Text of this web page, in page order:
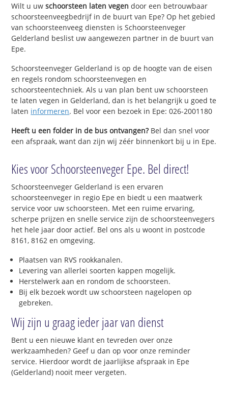
Wilt u uwschoorsteen laten vegen door een betrouwbaar
schoorsteenveegbedrijf in de buurt van Epe? Op het gebied
van schoorsteenveeg diensten is Schoorsteenveger
Gelderland beslist uw aangewezen partner in de buurt van
Epe.
Schoorsteenveger Gelderland is op de hoogte van de eisen
en regels rondom schoorsteenvegen en
schoorsteentechniek. Als u van plan bent uw schoorsteen
te laten vegen in Gelderland, dan is het belangrijk u goed te
laten informeren. Bel voor een bezoek in Epe: 026-2001180
Heeft u een folder in de bus ontvangen?Bel dan snel voor
een afspraak, want dan zijn wij zéér binnenkort bij u in Epe.
Kies voor Schoorsteenveger Epe. Bel direct!
Schoorsteenveger Gelderland is een ervaren
schoorsteenveger in regio Epe en biedt u een maatwerk
service voor uw schoorsteen. Met een ruime ervaring,
scherpe prijzen en snelle service zijn de schoorsteenvegers
het hele jaar door actief. Bel ons als u woont in postcode
8161, 8162 en omgeving.
Plaatsen van RVS rookkanalen.
Levering van allerlei soorten kappen mogelijk.
Herstelwerk aan en rondom de schoorsteen.
Bij elk bezoek wordt uw schoorsteen nagelopen op
gebreken.
Wij zijn u graag ieder jaar van dienst
Bent u een nieuwe klant en tevreden over onze
werkzaamheden? Geef u dan op voor onze reminder
service. Hierdoor wordt de jaarlijkse afspraak in Epe
(Gelderland) nooit meer vergeten.